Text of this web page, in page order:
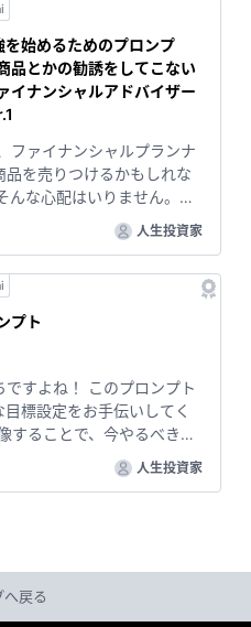
始めるためのプロンプ
品とかの勧誘をしてこない
イナンシャルアドバイザー
ファイナンシャルプランナ
を売りつけるかもしれな
現代の渋沢栄一を模した
人生投資家
プト
すよね！ このプロンプト
標設定をお手伝いしてく
することで、今やるべきこ
人生投資家
へ戻る